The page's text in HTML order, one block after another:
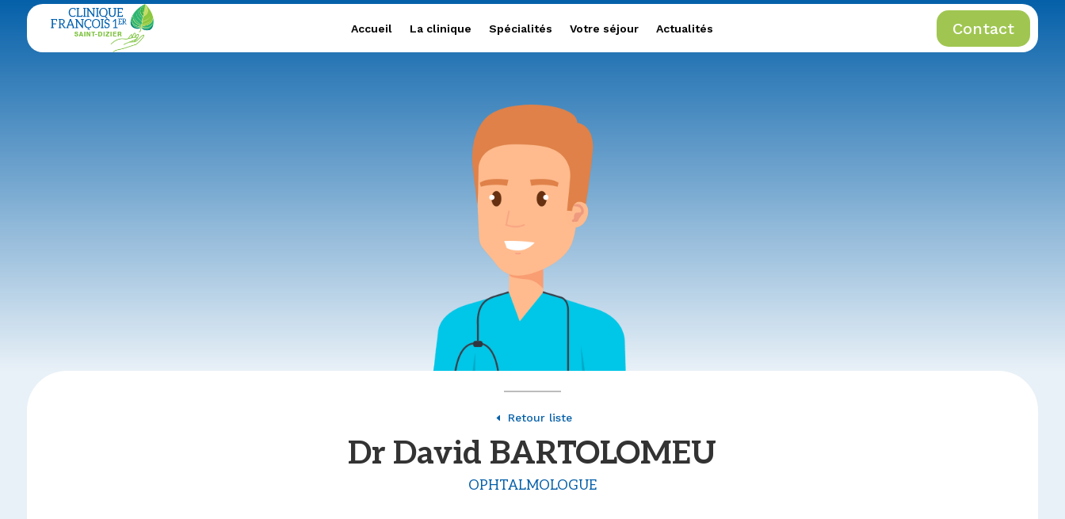
Accueil La clinique Spécialités Votre séjour Actualités Contact
Spécialités
Contact
D Retour liste
Dr David BARTOLOMEU
OPHTALMOLOGUE